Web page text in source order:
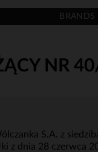
BRANDS
NR
S.A. z
z dnia 28 czerwca